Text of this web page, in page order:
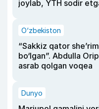
joylab, YTH sodir
O‘zbekiston
“Sakkiz qator
bo‘lgan”. Abdulla
asrab qolgan voqea
Dunyo